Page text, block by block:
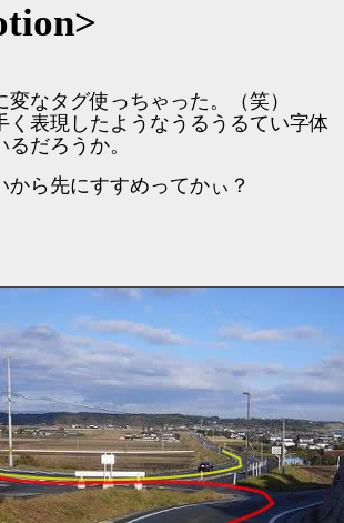
変なタグ使っちゃった。（笑）
く表現したようなうるうるてい字体
だろうか。
ら先にすすめってかぃ？